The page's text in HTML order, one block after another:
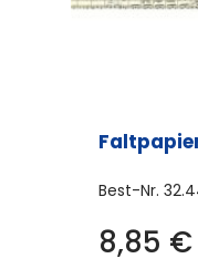
Best-Nr.
8,85 €